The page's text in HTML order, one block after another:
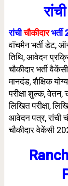
रांचीचौकीदार
वॉचमैन भर्ती डेट,
तिथि, आवेदन
चौकीदार भर्ती
मानदंड, शैक्षिक
परीक्षा शुल्क,
लिखित परीक्षा,
आवेदन पत्र, रांची
चौकीदार वेकेंसी